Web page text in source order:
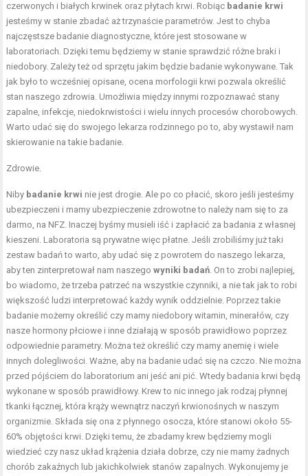
czerwonych i białych krwinek oraz płytach krwi. Robiąc badanie krwi
jesteśmy w stanie zbadać aż trzynaście parametrów. Jest to chyba
najczęstsze badanie diagnostyczne, które jest stosowane w
laboratoriach. Dzięki temu będziemy w stanie sprawdzić różne braki i
niedobory. Zależy też od sprzętu jakim będzie badanie wykonywane. Tak
jak było to wcześniej opisane, ocena morfologii krwi pozwala określić
stan naszego zdrowia. Umożliwia między innymi rozpoznawać stany
zapalne, infekcje, niedokrwistości i wielu innych procesów chorobowych.
Warto udać się do swojego lekarza rodzinnego po to, aby wystawił nam
skierowanie na takie badanie.
Zdrowie.
Niby badanie krwi nie jest drogie. Ale po co płacić, skoro jeśli jesteśmy
ubezpieczeni i mamy ubezpieczenie zdrowotne to należy nam się to za
darmo, na NFZ. Inaczej byśmy musieli iść i zapłacić za badania z własnej
kieszeni. Laboratoria są prywatne więc płatne. Jeśli zrobiliśmy już taki
zestaw badań to warto, aby udać się z powrotem do naszego lekarza,
aby ten zinterpretował nam naszegowyniki badań. On to zrobi najlepiej,
bo wiadomo, że trzeba patrzeć na wszystkie czynniki, a nie tak jak to robi
większość ludzi interpretować każdy wynik oddzielnie. Poprzez takie
badanie możemy określić czy mamy niedobory witamin, minerałów, czy
nasze hormony płciowe i inne działają w sposób prawidłowo poprzez
odpowiednie parametry. Można też określić czy mamy anemię i wiele
innych dolegliwości. Ważne, aby na badanie udać się na czczo. Nie można
przed pójściem do laboratorium ani jeść ani pić. Wtedy badania krwi będą
wykonane w sposób prawidłowy. Krew to nic innego jak rodzaj płynnej
tkanki łącznej, która krąży wewnątrz naczyń krwionośnych w naszym
organizmie. Składa się ona z płynnego osocza, które stanowi około 55-
60% objętości krwi. Dzięki temu, że zbadamy krew będziemy mogli
wiedzieć czy nasz układ krążenia działa dobrze, czy nie mamy żadnych
chorób zakaźnych lub jakichkolwiek stanów zapalnych. Wykonujemy je